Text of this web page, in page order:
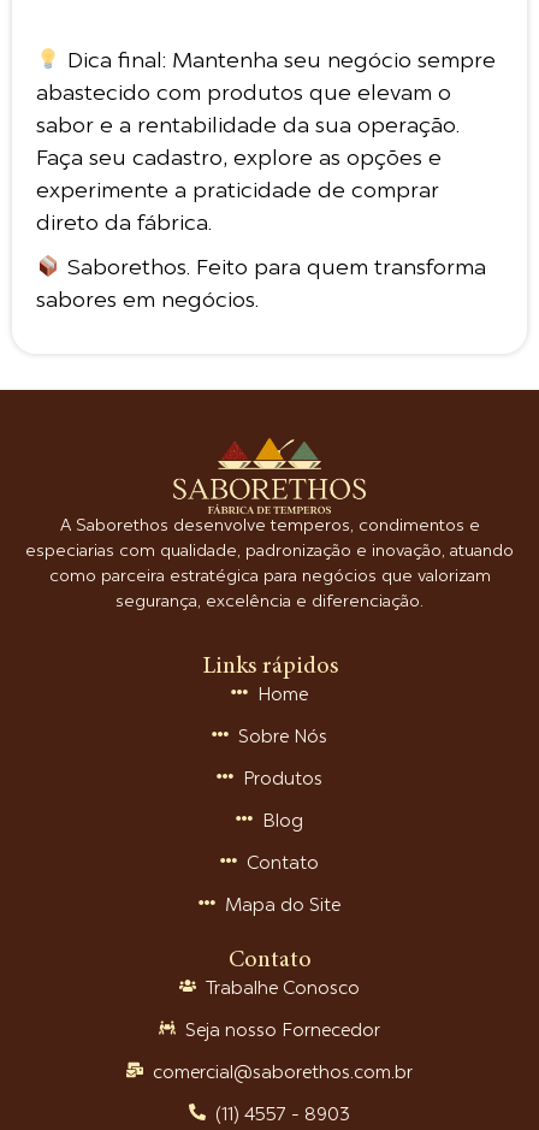
Dica final: Mantenha seu negócio sempre
abastecido com produtos que elevam o
sabor e a rentabilidade da sua operação.
Faça seu cadastro, explore as opções e
experimente a praticidade de comprar
direto da fábrica.
Saborethos. Feito para quem transforma
sabores em negócios.
A Saborethos desenvolve temperos, condimentos e
especiarias com qualidade, padronização e inovação, atuando
como parceira estratégica para negócios que valorizam
segurança, excelência e diferenciação.
Links rápidos
Home
Sobre Nós
Produtos
Blog
Contato
Mapa do Site
Contato
Trabalhe Conosco
Seja nosso Fornecedor
comercial@saborethos.com.br
(11) 4557 - 8903